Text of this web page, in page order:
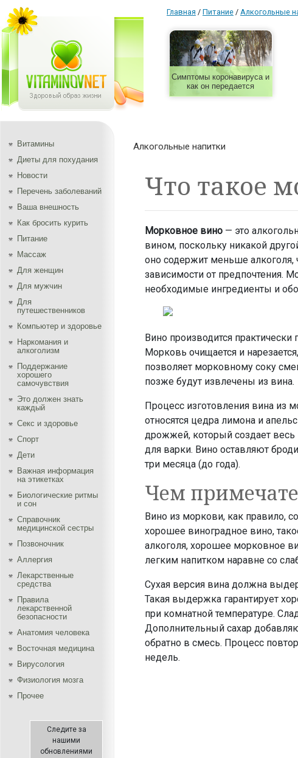
Главная / Питание / Алкогольные
Симптомы коронавируса и
как он передается
Витамины
Диеты для похудания
Новости
Перечень заболеваний
Ваша внешность
Как бросить курить
Питание
Массаж
Для женщин
Для мужчин
Для
путешественников
Компьютер и здоровье
Наркомания и
алкоголизм
Поддержание
хорошего
самочувствия
Это должен знать
каждый
Секс и здоровье
Спорт
Дети
Важная информация
на этикетках
Биологические ритмы
и сон
Справочник
медицинской сестры
Позвоночник
Аллергия
Лекарственные
средства
Правила
лекарственной
безопасности
Aнатомия человека
Восточная медицина
Вирусология
Физиология мозга
Прочее
Следите за
нашими
обновлениями
Алкогольные напитки
Что такое
Морковное вино — это
вином, поскольку никакой
оно содержит меньше алкоголя,
зависимости от предпочтения.
необходимые ингредиенты и
Вино производится
Морковь очищается и
позволяет морковному соку
позже будут извлечены из вина.
Процесс изготовления вина из
относятся цедра лимона и
дрожжей, который создает
для варки. Вино оставляют
три месяца (до года).
Чем
Вино из моркови, как правило,
хорошее виноградное вино,
алкоголя, хорошее морковное
легким напитком наравне со
Сухая версия вина должна
Такая выдержка гарантирует
при комнатной температуре.
Дополнительный сахар
обратно в смесь. Процесс
недель.